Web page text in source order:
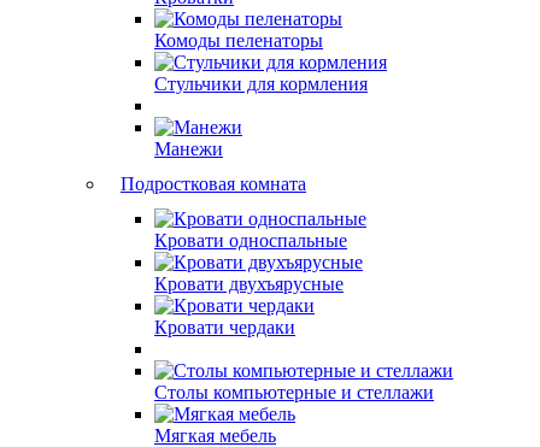
Комоды пеленаторы
Стульчики для кормления
Манежи
Подростковая комната
Кровати односпальные
Кровати двухъярусные
Кровати чердаки
Столы компьютерные и стеллажи
Мягкая мебель